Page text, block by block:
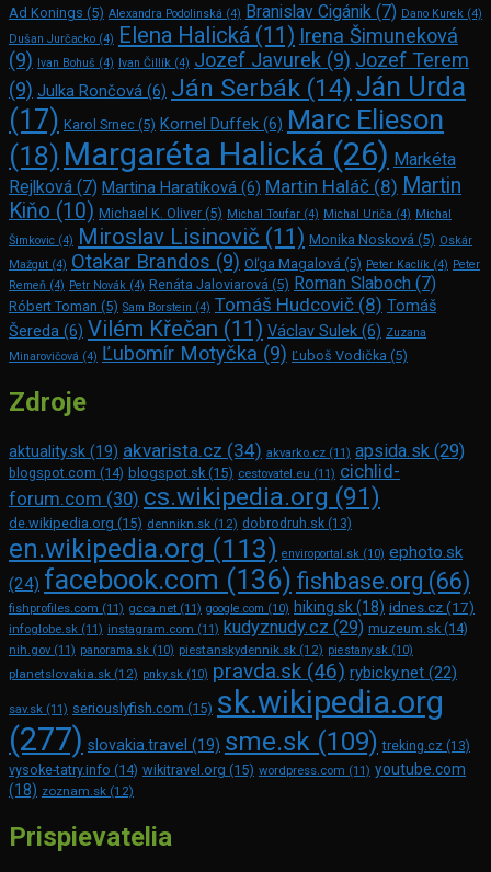
Ad Konings (5) Alexandra Podolinská (4) Branislav Cigánik (7) Dano Kurek (4)
Dušan Jurčacko (4) Elena Halická (11) Irena Šimuneková
(9) Ivan Bohuš (4) Ivan Čillík (4) Jozef Javurek (9) Jozef Terem
(9) Julka Rončová (6) Ján Serbák (14) Ján Urda
(17) Karol Srnec (5) Kornel Duffek (6) Marc Elie­son
(18) Margaréta Halická (26) Markéta
Rejlková (7) Martina Haratíková (6) Martin Haláč (8) Martin
Kiňo (10) Michael K. Oliver (5) Michal Toufar (4) Michal Uriča (4) Michal
Šimkovic (4) Miroslav Lisinovič (11) Monika Nosková (5) Oskár
Mažgút (4) Otakar Brandos (9) Oľga Magalová (5) Peter Kaclík (4) Peter
Remeň (4) Petr Novák (4) Renáta Jaloviarová (5) Roman Slaboch (7)
Róbert Toman (5) Sam Bors­tein (4) Tomáš Hudcovič (8) Tomáš
Šereda (6) Vilém Křečan (11) Václav Sulek (6) Zuzana
Minarovičová (4) Ľubomír Motyčka (9) Ľuboš Vodička (5)
Zdroje
aktuality.sk (19) akvarista.cz (34) akvarko.cz (11) apsida.sk (29)
blogspot.com (14) blogspot.sk (15) cestovatel.eu (11) cichlid-
forum.com (30) cs.wikipedia.org (91)
de.wikipedia.org (15) dennikn.sk (12) dobrodruh.sk (13)
en.wikipedia.org (113) enviroportal.sk (10) ephoto.sk
(24) facebook.com (136) fishbase.org (66)
fishprofiles.com (11) gcca.net (11) google.com (10) hiking.sk(18) idnes.cz(17)
infoglobe.sk (11) instagram.com (11) kudyznudy.cz (29) muzeum.sk (14)
nih.gov (11) panorama.sk (10) piestanskydennik.sk (12) piestany.sk (10)
planetslovakia.sk (12) pnky.sk (10) pravda.sk (46) rybicky.net (22)
sav.sk (11) seriouslyfish.com (15) sk.wikipedia.org
(277) slovakia.travel (19) sme.sk (109) treking.cz (13)
vysoke-tatry.info (14) wikitravel.org (15) wordpress.com (11) youtube.com
(18) zoznam.sk (12)
Prispievatelia